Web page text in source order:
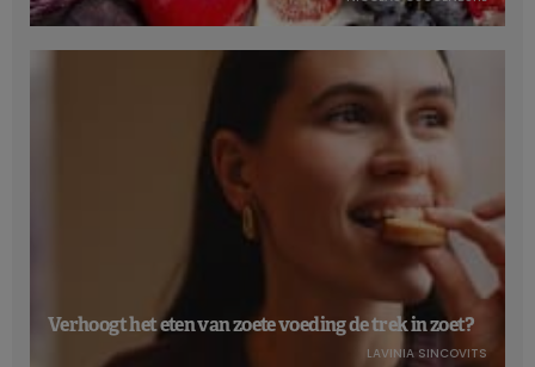
Verhoogt het eten van zoete voeding de trek in zoet?
LAVINIA SINCOVITS